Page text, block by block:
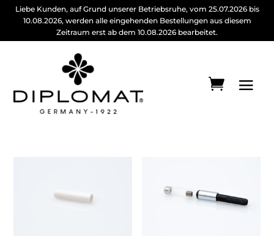
Liebe Kunden, auf Grund unserer Betriebsruhe, vom 25.07.2026 bis
10.08.2026, werden alle eingehenden Bestellungen aus diesem
Zeitraum erst ab dem 10.08.2026 bearbeitet.